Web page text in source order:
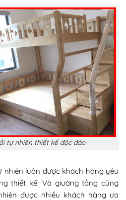
tự nhiên thiết kế độc đáo
nhiên luôn được khách hàng yêu
thiết kế. Và giường tầng cũng
được nhiều khách hàng ưa